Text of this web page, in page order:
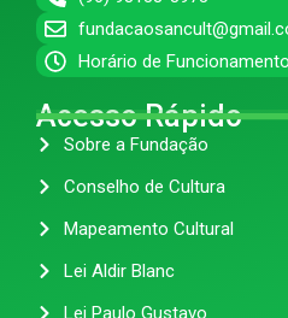
Horário de
Acesso Rápido
Sobre a Fundação
Conselho de Cultura
Mapeamento Cultural
Lei Aldir Blanc
Lei Paulo Gustavo